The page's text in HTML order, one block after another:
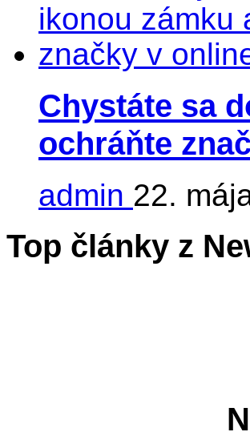
Chystáte sa
ochráňte
admin 22.
Top články z